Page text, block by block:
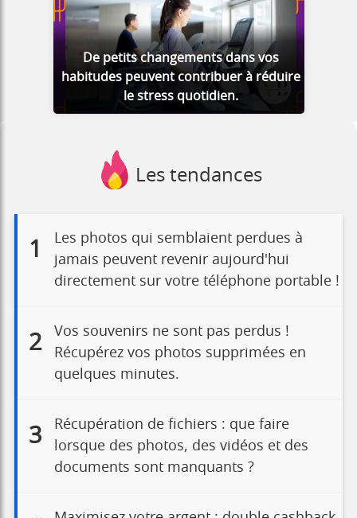
De petits changements dans vos
habitudes peuvent contribuer à réduire
le stress quotidien.
Les tendances
1
Les photos qui semblaient perdues à
jamais peuvent revenir aujourd'hui
directement sur votre téléphone portable !
2
Vos souvenirs ne sont pas perdus !
Récupérez vos photos supprimées en
quelques minutes.
3
Récupération de fichiers : que faire
lorsque des photos, des vidéos et des
documents sont manquants ?